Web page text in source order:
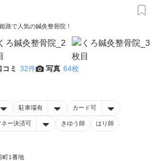
路で人気の鍼灸整骨院！
コミ 32件 写真 64枚
駐車場有 カード可
ネー決済可 きゆう師 はり師
町1番地